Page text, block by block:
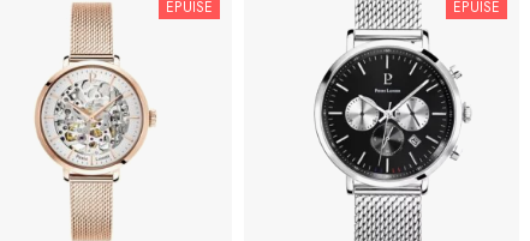
ÉPUISÉ ÉPUISÉ